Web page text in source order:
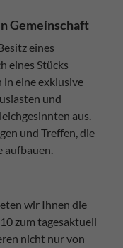
Gemeinschaft
eines
eines Stücks
eine exklusive
und
aus.
und Treffen, die
aufbauen.
wir Ihnen die
zum tagesaktuell
nicht nur von